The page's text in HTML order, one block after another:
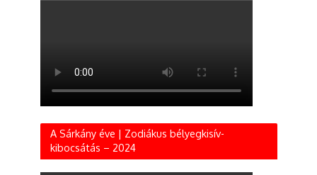
A Sárkány éve | Zodiákus bélyegkisív-
kibocsátás – 2024